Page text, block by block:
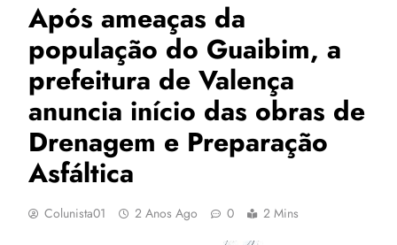
Após ameaças da
população do Guaibim, a
prefeitura de Valença
anuncia início das obras de
Drenagem e Preparação
Asfáltica
Colunista01 2 Anos Ago 0 2 Mins